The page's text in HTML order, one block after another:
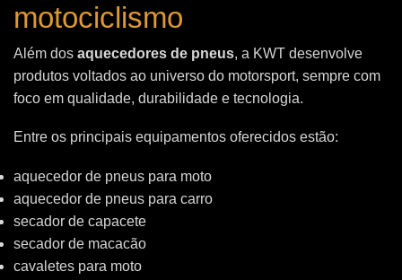
motociclismo
Além dos aquecedores de pneus, a KWT desenvolve
produtos voltados ao universo do motorsport, sempre com
foco em qualidade, durabilidade e tecnologia.
Entre os principais equipamentos oferecidos estão:
aquecedor de pneus para moto
aquecedor de pneus para carro
secador de capacete
secador de macacão
cavaletes para moto